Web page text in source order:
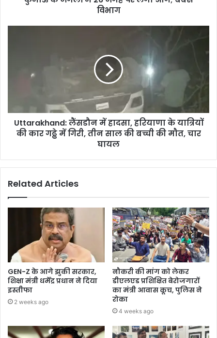
विभाग
Uttarakhand: लैंसडौन में हादसा, हरियाणा के यात्रियों
की कार गढ्ढे में गिरी, तीन साल की बच्ची की माैत, चार
घायल
Related Articles
GEN-Z के आगे झुकी सरकार,
शिक्षा मंत्री धर्मेंद्र प्रधान ने दिया
इस्तीफा
2 weeks ago
नौकरी की मांग को लेकर
डीएलएड प्रशिक्षित बेरोजगारों
का मंत्री आवास कूच, पुलिस ने
रोका
4 weeks ago